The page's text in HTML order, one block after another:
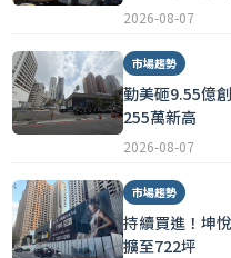
2026-08-07
市場趨勢
勤美砸9.55億
255萬新高
2026-08-07
市場趨勢
持續買進！坤
擴至722坪